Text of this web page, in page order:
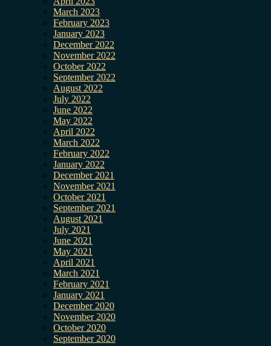
March 2023
February 2023
January 2023
December 2022
November 2022
October 2022
September 2022
August 2022
July 2022
June 2022
May 2022
April 2022
March 2022
February 2022
January 2022
December 2021
November 2021
October 2021
September 2021
August 2021
July 2021
June 2021
May 2021
April 2021
March 2021
February 2021
January 2021
December 2020
November 2020
October 2020
September 2020